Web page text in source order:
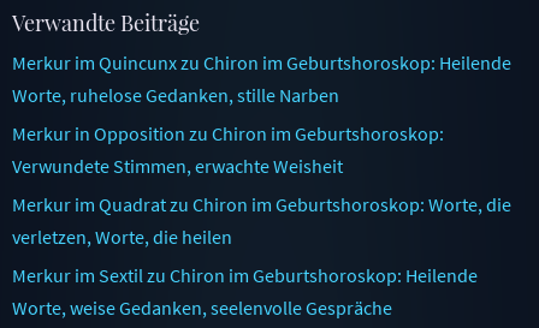
Verwandte Beiträge
Merkur im Quincunx zu Chiron im Geburtshoroskop: Heilende
Worte, ruhelose Gedanken, stille Narben
Merkur in Opposition zu Chiron im Geburtshoroskop:
Verwundete Stimmen, erwachte Weisheit
Merkur im Quadrat zu Chiron im Geburtshoroskop: Worte, die
verletzen, Worte, die heilen
Merkur im Sextil zu Chiron im Geburtshoroskop: Heilende
Worte, weise Gedanken, seelenvolle Gespräche